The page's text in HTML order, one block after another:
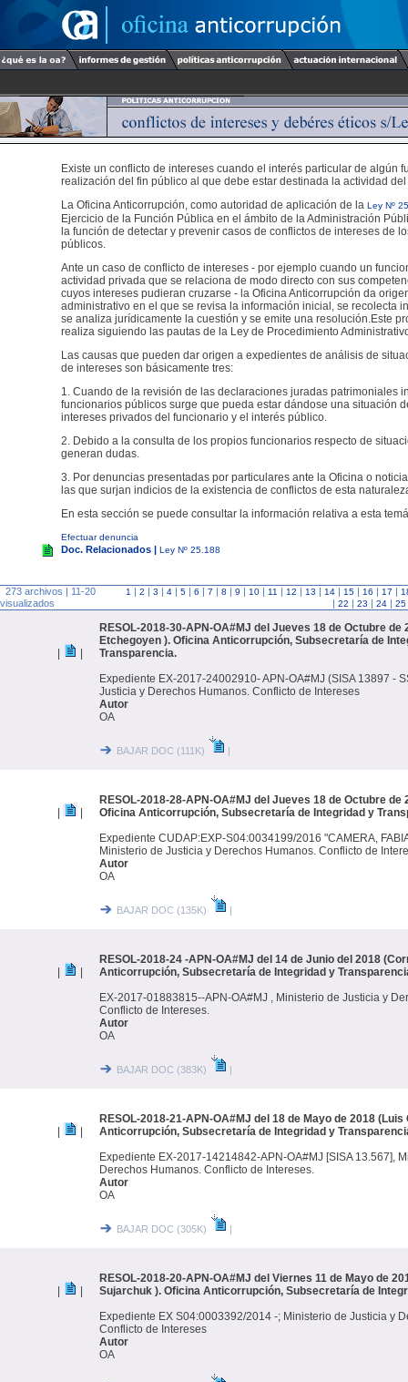
Existe un conflicto de intereses cuando el interés particular de algún
realización del fin público al que debe estar destinada la actividad del
La Oficina Anticorrupción, como autoridad de aplicación de la Ley Nº
Ejercicio de la Función Pública en el ámbito de la Administración
la función de detectar y prevenir casos de conflictos de intereses de
públicos.
Ante un caso de conflicto de intereses - por ejemplo cuando un
actividad privada que se relaciona de modo directo con sus
cuyos intereses pudieran cruzarse - la Oficina Anticorrupción da
administrativo en el que se revisa la información inicial, se recolecta
se analiza jurídicamente la cuestión y se emite una resolución.Este
realiza siguiendo las pautas de la Ley de Procedimiento
Las causas que pueden dar origen a expedientes de análisis de
de intereses son básicamente tres:
1. Cuando de la revisión de las declaraciones juradas patrimoniales
funcionarios públicos surge que pueda estar dándose una situación
intereses privados del funcionario y el interés público.
2. Debido a la consulta de los propios funcionarios respecto de
generan dudas.
3. Por denuncias presentadas por particulares ante la Oficina o
las que surjan indicios de la existencia de conflictos de esta
En esta sección se puede consultar la información relativa a esta
Efectuar denuncia
Doc. Relacionados | Ley Nº 25.188
273 archivos | 11-20
visualizados
1 | 2 | 3 | 4 | 5 | 6 | 7 | 8 | 9 | 10 | 11 | 12 | 13 | 14 | 15 | 16 | 17 |
| 22 | 23 | 24 | 25
RESOL-2018-30-APN-OA#MJ del Jueves 18 de Octubre de
Etchegoyen ). Oficina Anticorrupción, Subsecretaría de
Transparencia.
Expediente EX-2017-24002910- APN-OA#MJ (SISA 13897 -
Justicia y Derechos Humanos. Conflicto de Intereses
Autor
OA
BAJAR DOC (111K) |
RESOL-2018-28-APN-OA#MJ del Jueves 18 de Octubre de
Oficina Anticorrupción, Subsecretaría de Integridad y
Expediente CUDAP:EXP-S04:0034199/2016 "CAMERA,
Ministerio de Justicia y Derechos Humanos. Conflicto de
Autor
OA
BAJAR DOC (135K) |
RESOL-2018-24 -APN-OA#MJ del 14 de Junio del 2018
Anticorrupción, Subsecretaría de Integridad y
EX-2017-01883815--APN-OA#MJ , Ministerio de Justicia y
Conflicto de Intereses.
Autor
OA
BAJAR DOC (383K) |
RESOL-2018-21-APN-OA#MJ del 18 de Mayo de 2018
Anticorrupción, Subsecretaría de Integridad y
Expediente EX-2017-14214842-APN-OA#MJ [SISA 13.567],
Derechos Humanos. Conflicto de Intereses.
Autor
OA
BAJAR DOC (305K) |
RESOL-2018-20-APN-OA#MJ del Viernes 11 de Mayo de
Sujarchuk ). Oficina Anticorrupción, Subsecretaría de
Expediente EX S04:0003392/2014 -; Ministerio de Justicia y
Conflicto de Intereses
Autor
OA